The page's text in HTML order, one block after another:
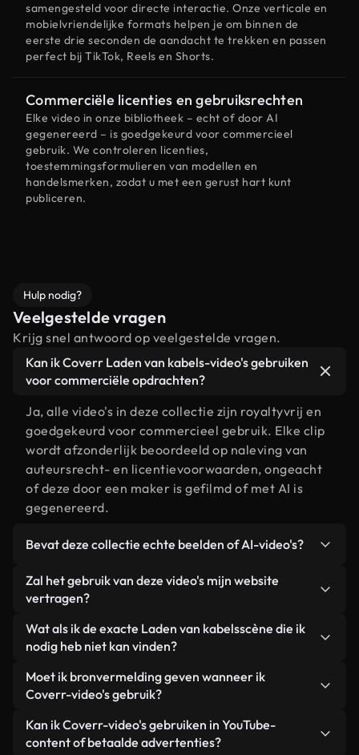
samengesteld voor directe interactie. Onze verticale en
mobielvriendelijke formats helpen je om binnen de
eerste drie seconden de aandacht te trekken en passen
perfect bij TikTok, Reels en Shorts.
Commerciële licenties en gebruiksrechten
Elke video in onze bibliotheek – echt of door AI
gegenereerd – is goedgekeurd voor commercieel
gebruik. We controleren licenties,
toestemmingsformulieren van modellen en
handelsmerken, zodat u met een gerust hart kunt
publiceren.
Hulp nodig?
Veelgestelde vragen
Krijg snel antwoord op veelgestelde vragen.
Kan ik Coverr Laden van kabels-video's gebruiken
voor commerciële opdrachten?
Ja, alle video's in deze collectie zijn royaltyvrij en
goedgekeurd voor commercieel gebruik. Elke clip
wordt afzonderlijk beoordeeld op naleving van
auteursrecht- en licentievoorwaarden, ongeacht
of deze door een maker is gefilmd of met AI is
gegenereerd.
Bevat deze collectie echte beelden of AI-video's?
Beide. Dit is een hybride bibliotheek die bestaat
uit echte, door mensen gefilmde beelden van
gegenereerde video's. Elke video is duidelijk
gelabeld, zodat je altijd weet wat je gebruikt.
Zal het gebruik van deze video's mijn website
vertragen?
Niet als u voor onze geoptimaliseerde versies
kiest. Wij bieden lichtgewicht, webklare formaten
achtergrond. Zo blijft de kwaliteit hoog, worden de
laadtijden geminimaliseerd en worden
statistieken zoals LCP verbeterd.
Wat als ik de exacte Laden van kabelsscène die ik
nodig heb niet kan vinden?
Met Coverr AI Studio maak je direct een video.
Beschrijf de scène – bijvoorbeeld "Laden van
genereert binnen enkele seconden een
gepersonaliseerde video die voldoet aan onze
Moet ik bronvermelding geven wanneer ik
Coverr-video's gebruik?
Naamsvermelding is niet vereist. Alle video's in
onze stockbibliotheek zijn royaltyvrij en kunnen
Kan ik Coverr-video's gebruiken in YouTube-
content of betaalde advertenties?